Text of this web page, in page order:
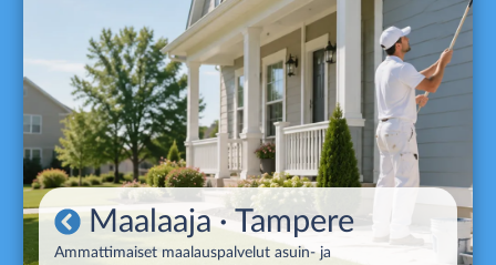
Maalaaja· Tampere
Ammattimaiset maalauspalvelut asuin- ja